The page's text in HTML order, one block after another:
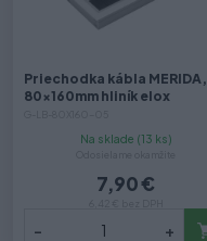
Priechodka kábla MERIDA,
80x160mm hliník elox
Na sklade (13 ks)
7,90 €
- +